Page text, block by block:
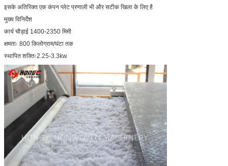
इसके अतिरिक्त एक कंपन प्लेट प्रणाली भी और सटीक खिला के लिए है
मुख्य विनिर्देश
कार्य चौड़ाई 1400-2350 मिमी
क्षमताः 800 किलोग्राम/घंटा तक
स्थापित शक्तिः2.25-3.3kw